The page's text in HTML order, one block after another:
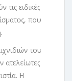
ειδικές
που
του
ατελείωτες
Η